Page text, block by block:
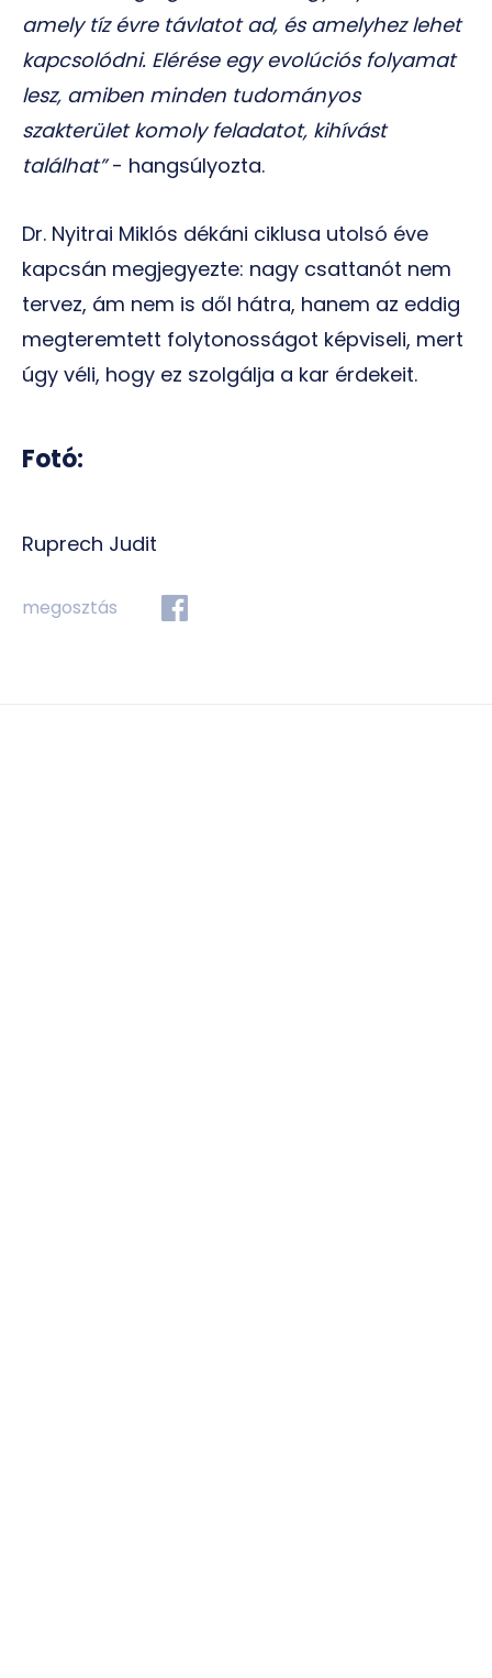
amely tíz évre távlatot ad, és amelyhez lehet
kapcsolódni. Elérése egy evolúciós folyamat
lesz, amiben minden tudományos
szakterület komoly feladatot, kihívást
találhat”- hangsúlyozta.
Dr. Nyitrai Miklós dékáni ciklusa utolsó éve
kapcsán megjegyezte: nagy csattanót nem
tervez, ám nem is dől hátra, hanem az eddig
megteremtett folytonosságot képviseli, mert
úgy véli, hogy ez szolgálja a kar érdekeit.
Fotó:
Ruprech Judit
megosztás